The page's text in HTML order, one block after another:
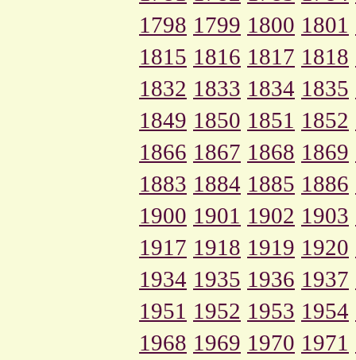
1798 1799 1800 1801
1815 1816 1817 1818
1832 1833 1834 1835
1849 1850 1851 1852
1866 1867 1868 1869
1883 1884 1885 1886
1900 1901 1902 1903
1917 1918 1919 1920
1934 1935 1936 1937
1951 1952 1953 1954
1968 1969 1970 1971